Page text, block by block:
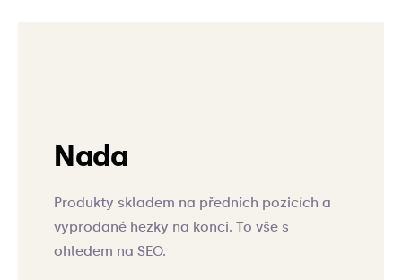
Nada
Produkty skladem na předních pozicích a
vyprodané hezky na konci. To vše s
ohledem na SEO.